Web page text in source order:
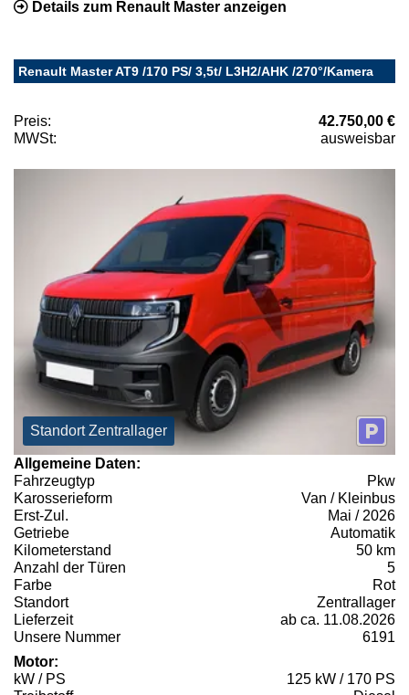
Details zum Renault Master anzeigen
Renault Master AT9 /170 PS/ 3,5t/ L3H2/AHK /270°/Kamera
Preis:
42.750,00 €
MWSt:
ausweisbar
Standort Zentrallager
Allgemeine Daten:
Fahrzeugtyp
Pkw
Karosserieform
Van / Kleinbus
Erst-Zul.
Mai / 2026
Getriebe
Automatik
Kilometerstand
50 km
Anzahl der Türen
5
Farbe
Rot
Standort
Zentrallager
Lieferzeit
ab ca. 11.08.2026
Unsere Nummer
6191
Motor:
kW / PS
125 kW / 170 PS